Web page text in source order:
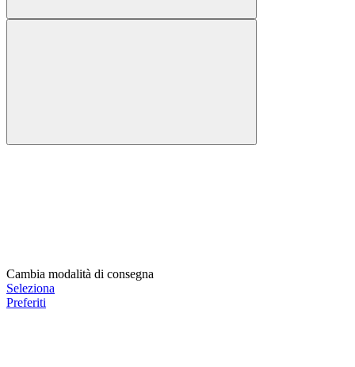
Cambia modalità di consegna
Seleziona
Preferiti